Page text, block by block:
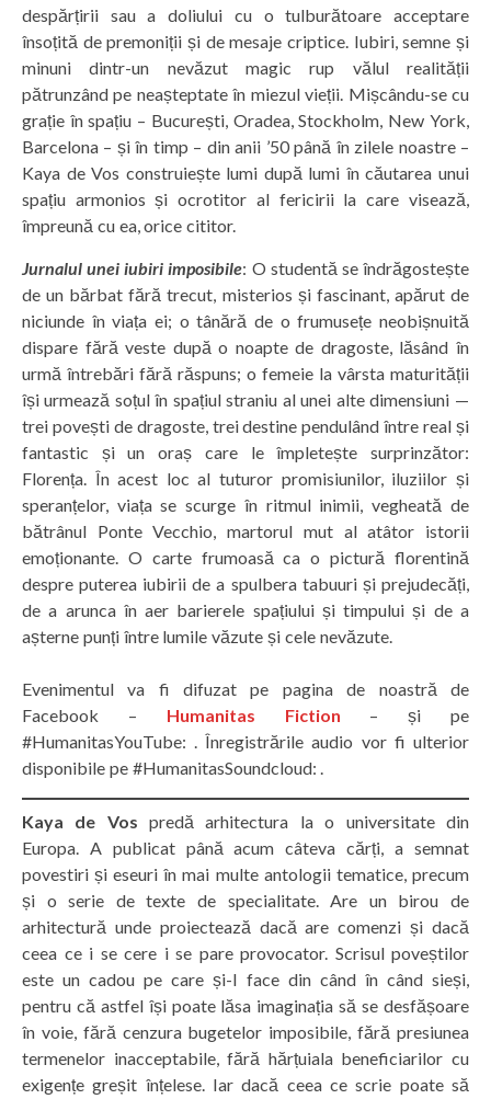
despărțirii sau a doliului cu o tulburătoare acceptare
însoțită de premoniții și de mesaje criptice. Iubiri, semne și
minuni dintr-un nevăzut magic rup vălul realității
pătrunzând pe neașteptate în miezul vieții. Mișcându-se cu
grație în spațiu – București, Oradea, Stockholm, New York,
Barcelona – și în timp – din anii ’50 până în zilele noastre –
Kaya de Vos construiește lumi după lumi în căutarea unui
spațiu armonios și ocrotitor al fericirii la care visează,
împreună cu ea, orice cititor.
Jurnalul unei iubiri imposibile: O studentă se îndrăgostește
de un bărbat fără trecut, misterios și fascinant, apărut de
niciunde în viața ei; o tânără de o frumusețe neobișnuită
dispare fără veste după o noapte de dragoste, lăsând în
urmă întrebări fără răspuns; o femeie la vârsta maturității
își urmează soțul în spațiul straniu al unei alte dimensiuni —
trei povești de dragoste, trei destine pendulând între real și
fantastic și un oraș care le împletește surprinzător:
Florența. În acest loc al tuturor promisiunilor, iluziilor și
speranțelor, viața se scurge în ritmul inimii, vegheată de
bătrânul Ponte Vecchio, martorul mut al atâtor istorii
emoționante. O carte frumoasă ca o pictură florentină
despre puterea iubirii de a spulbera tabuuri și prejudecăți,
de a arunca în aer barierele spațiului și timpului și de a
așterne punți între lumile văzute și cele nevăzute.
Evenimentul va fi difuzat pe pagina de noastră de
Facebook – Humanitas Fiction – și pe
#HumanitasYouTube: . Înregistrările audio vor fi ulterior
disponibile pe #HumanitasSoundcloud: .
Kaya de Vos predă arhitectura la o universitate din
Europa. A publicat până acum câteva cărți, a semnat
povestiri și eseuri în mai multe antologii tematice, precum
și o serie de texte de specialitate. Are un birou de
arhitectură unde proiectează dacă are comenzi și dacă
ceea ce i se cere i se pare provocator. Scrisul poveștilor
este un cadou pe care și-l face din când în când sieși,
pentru că astfel își poate lăsa imaginația să se desfășoare
în voie, fără cenzura bugetelor imposibile, fără presiunea
termenelor inacceptabile, fără hărțuiala beneficiarilor cu
exigențe greșit înțelese. Iar dacă ceea ce scrie poate să